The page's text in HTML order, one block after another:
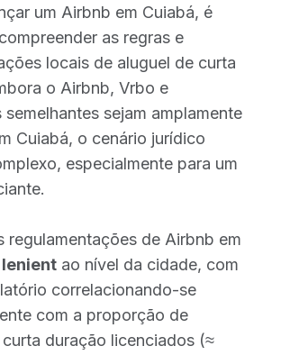
um Airbnb em Cuiabá, é
as regras e
locais de aluguel de curta
o Airbnb, Vrbo e
sejam amplamente
Cuiabá, o cenário jurídico
especialmente para um
regulamentações de Airbnb em
lenient ao nível da cidade, com
correlacionando-se
com a proporção de
duração licenciados (≈